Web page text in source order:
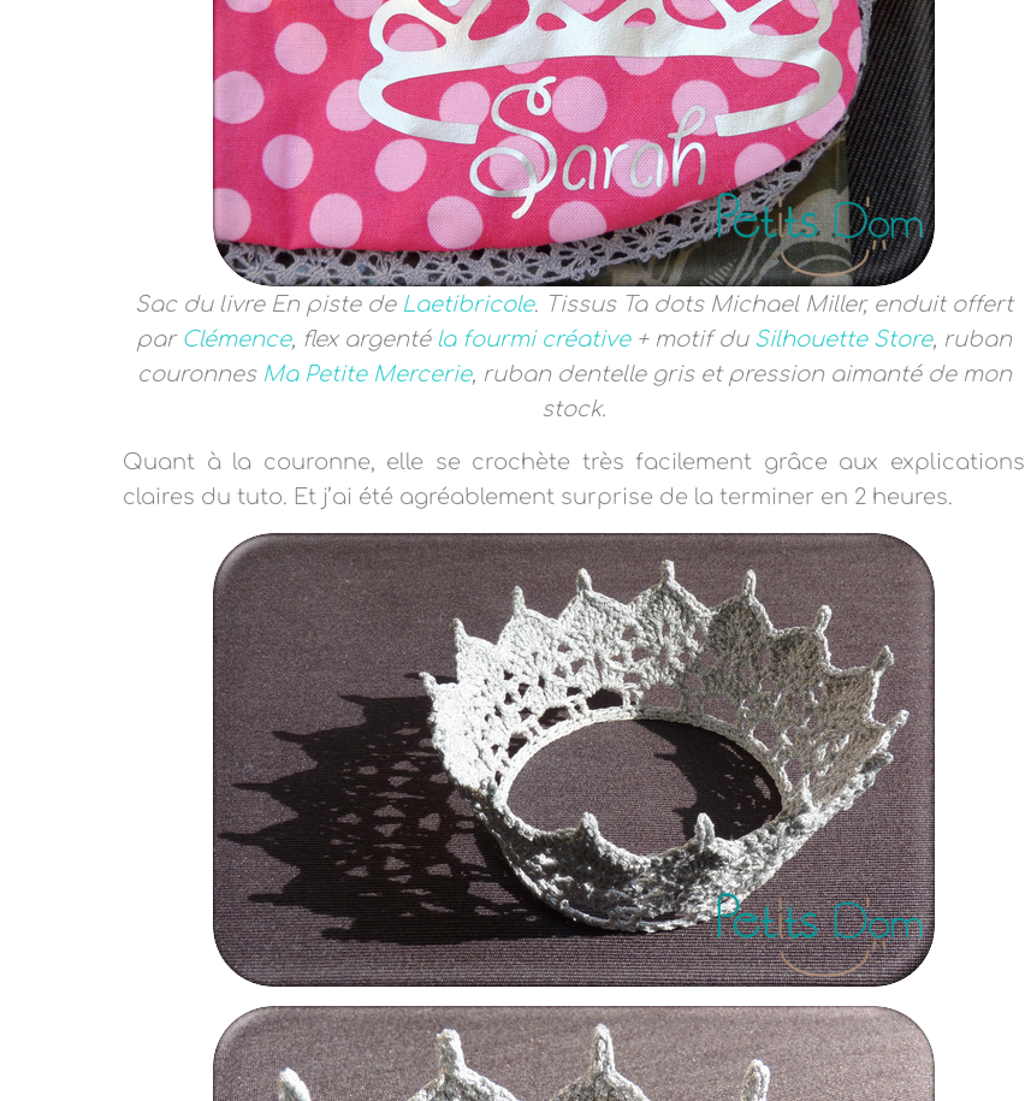
Sac du livre En piste de Laetibricole. TissusTa dots Michael Miller, enduit offert
par Clémence, flex argenté la fourmi créative + motif du Silhouette Store, ruban
couronnes Ma Petite Mercerie, ruban dentelle gris et pression aimanté de mon
stock.
Quant à la couronne, elle se crochète très facilement grâce aux explications
claires du tuto. Et j’ai été agréablement surprise de la terminer en 2 heures.